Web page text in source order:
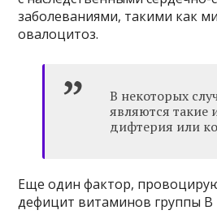
заболеваниями, такими как
овалоцитоз.
В некоторых
являются такие
дифтерия или
Еще один фактор,
дефицит витаминов группы В